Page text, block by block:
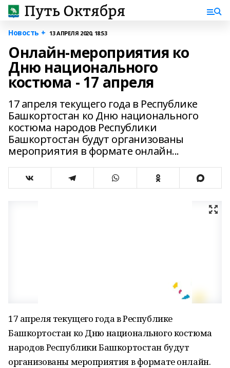
Новость + 13 АПРЕЛЯ 2020, 18:53
Онлайн-мероприятия ко
Дню национального
костюма - 17 апреля
17 апреля текущего года в Республике
Башкортостан ко Дню национального
костюма народов Республики
Башкортостан будут организованы
мероприятия в формате онлайн...
17 апреля текущего года в Республике
Башкортостан ко Дню национального костюма
народов Республики Башкортостан будут
организованы мероприятия в формате онлайн.